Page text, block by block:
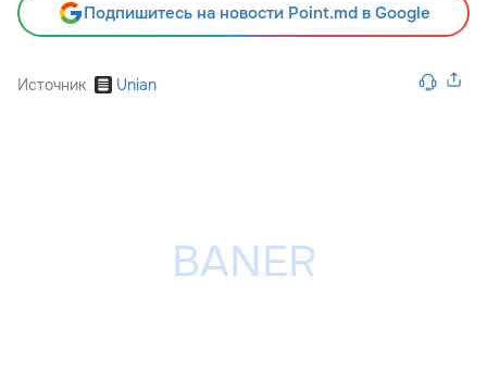
Подпишитесь на новости Point.md в Google
Источник Unian